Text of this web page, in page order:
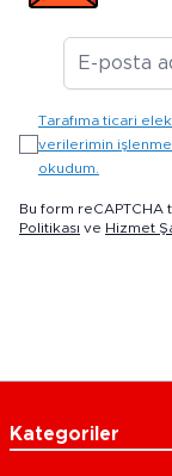
Tarafıma ticari
verilerimin
okudum.
Bu form reCAPTCHA
Politikası ve Hizmet
Kategoriler